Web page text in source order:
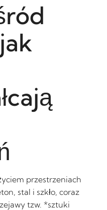
przestrzeniach
stal i szkło, coraz
tzw. *sztuki